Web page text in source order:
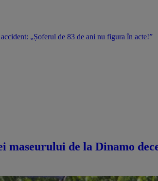
„Șoferul de 83 de ani nu figura în acte!”
de la Dinamo